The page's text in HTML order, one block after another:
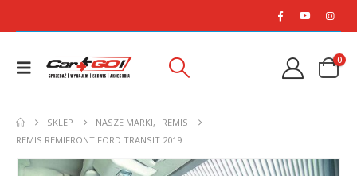
0
SKLEP NASZE MARKI,
REMIS
REMIS REMIFRONT FORD TRANSIT 2019